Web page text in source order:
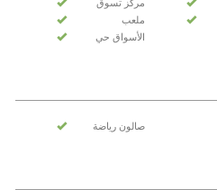
ملعب
الأسواق حي
صالون رياضة